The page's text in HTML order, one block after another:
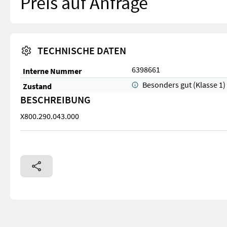
TECHNISCHE DATEN
Interne Nummer
6398661
Zustand
Besonders gut (Klasse 1)
BESCHREIBUNG
X800.290.043.000
X800.290.043.000